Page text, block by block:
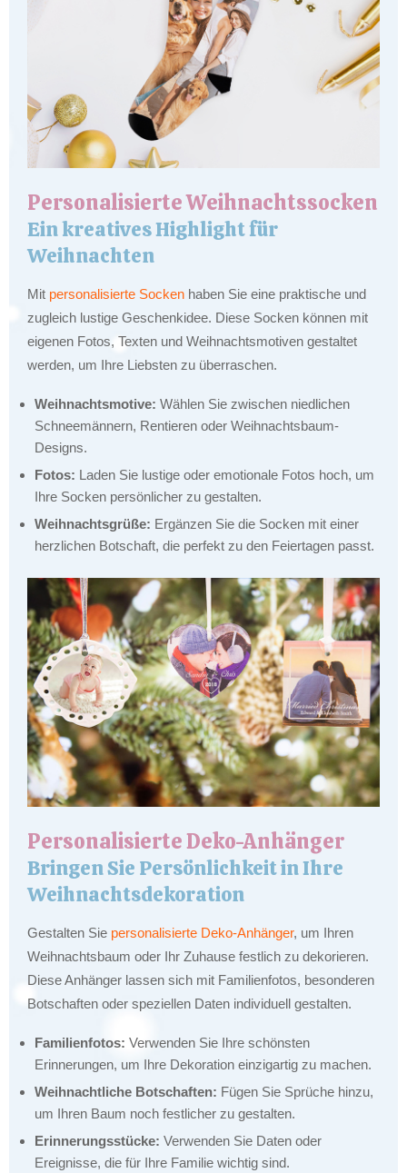
Personalisierte Weihnachtssocken
Ein kreatives Highlight für
Weihnachten
Mit personalisierte Socken haben Sie eine praktische und
zugleich lustige Geschenkidee. Diese Socken können mit
eigenen Fotos, Texten und Weihnachtsmotiven gestaltet
werden, um Ihre Liebsten zu überraschen.
Weihnachtsmotive: Wählen Sie zwischen niedlichen
Schneemännern, Rentieren oder Weihnachtsbaum-
Designs.
Fotos: Laden Sie lustige oder emotionale Fotos hoch, um
Ihre Socken persönlicher zu gestalten.
Weihnachtsgrüße: Ergänzen Sie die Socken mit einer
herzlichen Botschaft, die perfekt zu den Feiertagen passt.
Personalisierte Deko-Anhänger
Bringen Sie Persönlichkeit in Ihre
Weihnachtsdekoration
Gestalten Sie personalisierte Deko-Anhänger, um Ihren
Weihnachtsbaum oder Ihr Zuhause festlich zu dekorieren.
Diese Anhänger lassen sich mit Familienfotos, besonderen
Botschaften oder speziellen Daten individuell gestalten.
Familienfotos: Verwenden Sie Ihre schönsten
Erinnerungen, um Ihre Dekoration einzigartig zu machen.
Weihnachtliche Botschaften: Fügen Sie Sprüche hinzu,
um Ihren Baum noch festlicher zu gestalten.
Erinnerungsstücke: Verwenden Sie Daten oder
Ereignisse, die für Ihre Familie wichtig sind.